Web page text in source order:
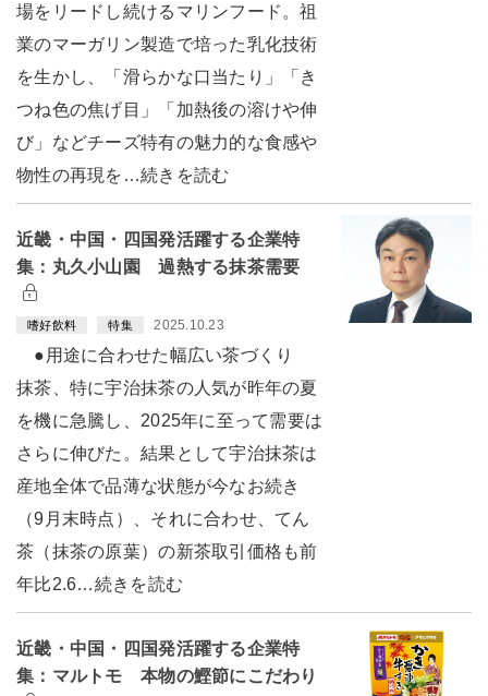
場をリードし続けるマリンフード。祖
業のマーガリン製造で培った乳化技術
を生かし、「滑らかな口当たり」「き
つね色の焦げ目」「加熱後の溶けや伸
び」などチーズ特有の魅力的な食感や
物性の再現を…続きを読む
近畿・中国・四国発活躍する企業特
集：丸久小山園 過熱する抹茶需要
嗜好飲料 特集 2025.10.23
●用途に合わせた幅広い茶づくり
抹茶、特に宇治抹茶の人気が昨年の夏
を機に急騰し、2025年に至って需要は
さらに伸びた。結果として宇治抹茶は
産地全体で品薄な状態が今なお続き
（9月末時点）、それに合わせ、てん
茶（抹茶の原葉）の新茶取引価格も前
年比2.6…続きを読む
近畿・中国・四国発活躍する企業特
集：マルトモ 本物の鰹節にこだわり